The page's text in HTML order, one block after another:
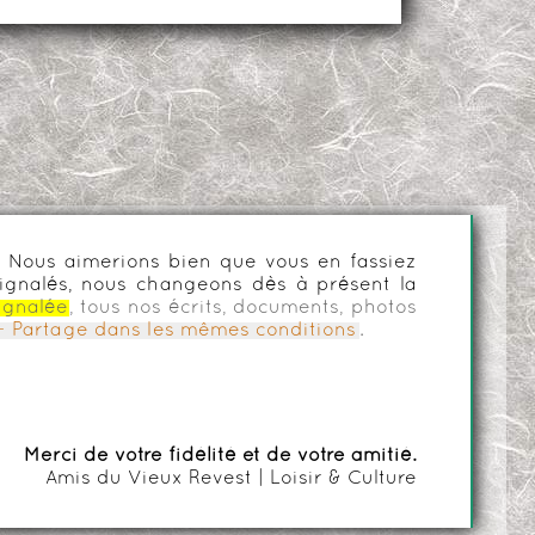
aimerions bien que vous en fassiez
nous changeons dès à présent la
, tous nos écrits, documents, photos
Partage dans les mêmes conditions .
Merci de votre fidélité et de votre amitié.
Amis du Vieux Revest | Loisir & Culture